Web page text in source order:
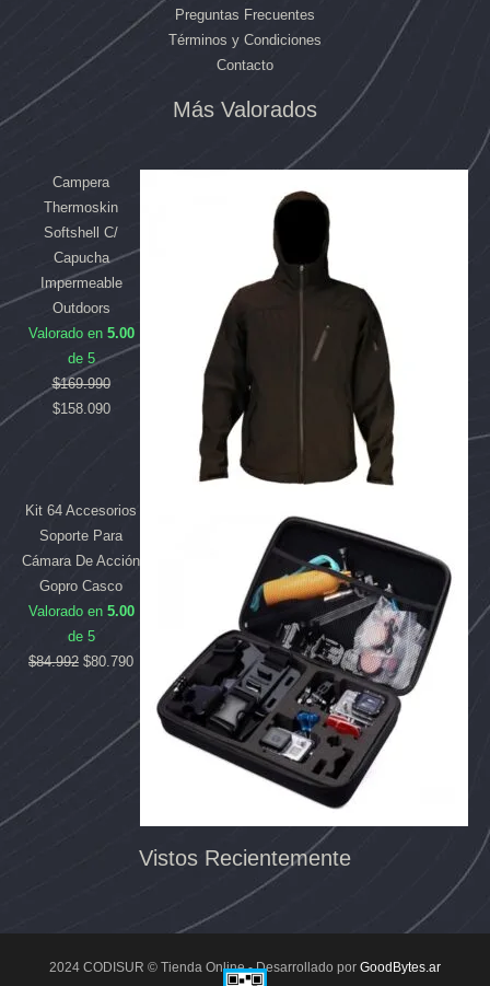
Preguntas Frecuentes
Términos y Condiciones
Contacto
Más Valorados
Campera
Thermoskin
Softshell C/
Capucha
Impermeable
Outdoors
Valorado en 5.00
de 5
$169.990
era:
$169.990.
$158.090
$158.090.
Kit 64 Accesorios
Soporte Para
Cámara De Acción
Gopro Casco
Valorado en 5.00
de 5
$84.992
era:
$84.992.
$80.790
Vistos Recientemente
2024 CODISUR © Tienda Online - Desarrollado por GoodBytes.ar